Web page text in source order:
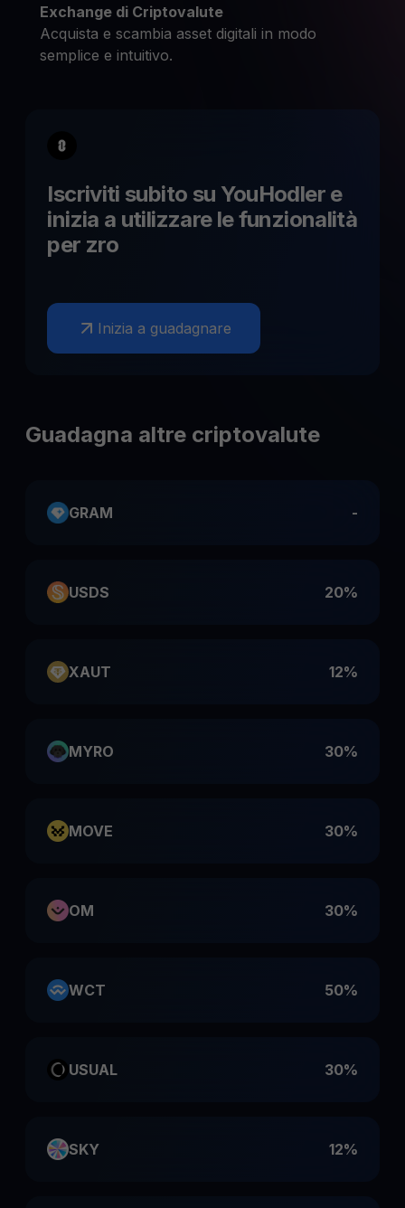
Exchange di Criptovalute
Acquista e scambia asset digitali in modo
semplice e intuitivo.
Iscriviti subito su YouHodler e
inizia a utilizzare le funzionalità
per zro
Inizia a guadagnare
Guadagna altre criptovalute
GRAM -
USDS 20%
XAUT 12%
MYRO 30%
MOVE 30%
OM 30%
WCT 50%
USUAL 30%
SKY 12%